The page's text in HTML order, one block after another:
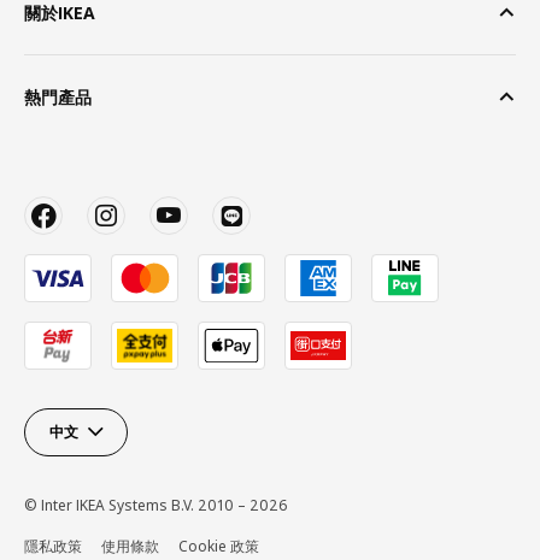
關於IKEA
熱門產品
中文
© Inter IKEA Systems B.V. 2010 – 2026
隱私政策
使用條款 Cookie 政策